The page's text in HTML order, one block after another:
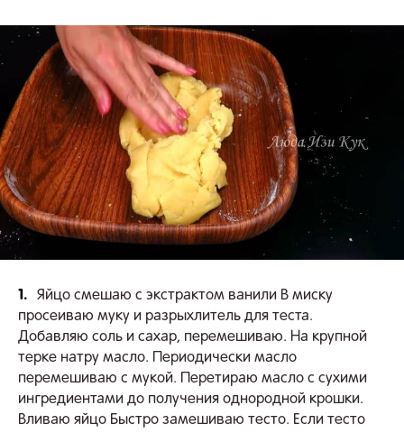
1.
Яйцо смешаю с экстрактом ванили В миску
просеиваю муку и разрыхлитель для теста.
Добавляю соль и сахар, перемешиваю. На крупной
терке натру масло. Периодически масло
перемешиваю с мукой. Перетираю масло с сухими
ингредиентами до получения однородной крошки.
Вливаю яйцо Быстро замешиваю тесто. Если тесто